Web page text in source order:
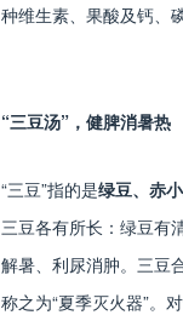
种维生素、果酸及钙、
“三豆汤”，健脾消暑热
“三豆”指的是绿豆、赤
三豆各有所长：绿豆有
解暑、利尿消肿。三豆
称之为“夏季灭火器”。